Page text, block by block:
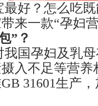
好？怎么吃
来一款“孕妇
”？
国孕妇及乳
入不足等营
31601生产